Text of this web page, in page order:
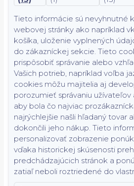
Tieto informácie sú nevyhnutné
webovej stránky ako napríklad
košíka, uloženie vyplnených
do zákazníckej sekcie. Tieto
prispôsobiť správanie alebo
Vašich potrieb, napríklad voľba
cookies môžu majitelia aj
porozumieť správaniu užívateľov
aby bola čo najviac
najrýchlejšie našli hľadaný tovar
dokončili jeho nákup. Tieto
personalizovať zobrazenie
vďaka historickej skúsenosti
predchádzajúcich stránok a
zatiaľ neboli roztriedené do